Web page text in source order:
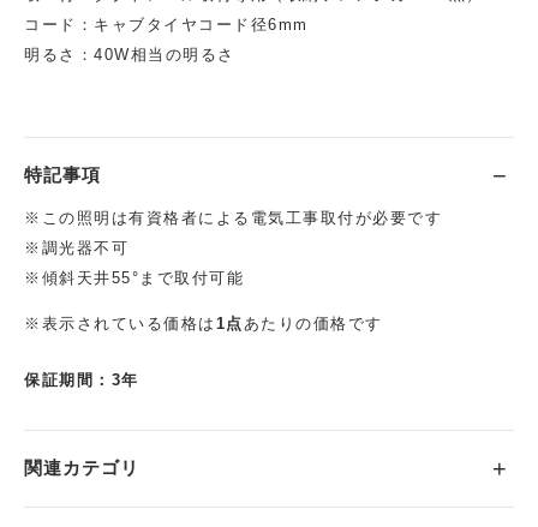
コード：キャブタイヤコード径6mm
明るさ：40W相当の明るさ
特記事項
※この照明は有資格者による電気工事取付が必要です
※調光器不可
※傾斜天井55°まで取付可能
※表示されている価格は 1点あたりの価格です
保証期間：3年
関連カテゴリ